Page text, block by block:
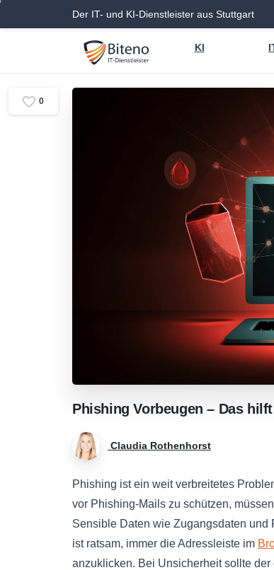
Der IT- und KI-Dienstleister aus Stuttgart
KI
Phishing Vorbeugen – Das hilft
Claudia Rothenhorst
Phishing ist ein weit verbreitetes
vor Phishing-Mails zu schützen,
Sensible Daten wie Zugangsdaten
ist ratsam, immer die Adressleiste im
anzuklicken. Bei Unsicherheit sollte
0